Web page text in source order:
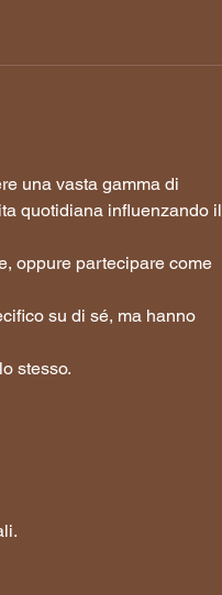
una vasta gamma di
quotidiana influenzando il
oppure partecipare come
su di sé, ma hanno
stesso.